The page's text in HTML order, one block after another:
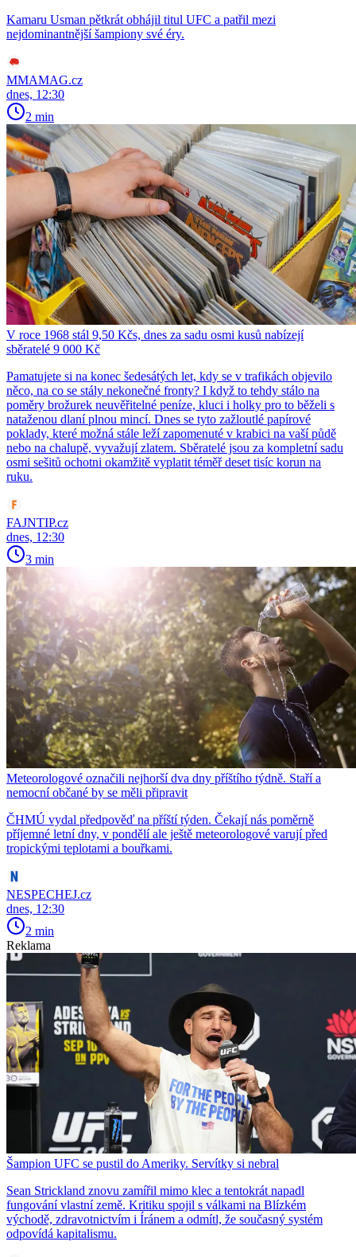
Kamaru Usman pětkrát obhájil titul UFC a patřil mezi
nejdominantnější šampiony své éry.
MMAMAG.cz
dnes, 12:30
2 min
V roce 1968 stál 9,50 Kčs, dnes za sadu osmi kusů nabízejí
sběratelé 9 000 Kč
Pamatujete si na konec šedesátých let, kdy se v trafikách objevilo
něco, na co se stály nekonečné fronty? I když to tehdy stálo na
poměry brožurek neuvěřitelné peníze, kluci i holky pro to běželi s
nataženou dlaní plnou mincí. Dnes se tyto zažloutlé papírové
poklady, které možná stále leží zapomenuté v krabici na vaší půdě
nebo na chalupě, vyvažují zlatem. Sběratelé jsou za kompletní sadu
osmi sešitů ochotni okamžitě vyplatit téměř deset tisíc korun na
ruku.
FAJNTIP.cz
dnes, 12:30
3 min
Meteorologové označili nejhorší dva dny příštího týdně. Staří a
nemocní občané by se měli připravit
ČHMÚ vydal předpověď na příští týden. Čekají nás poměrně
příjemné letní dny, v pondělí ale ještě meteorologové varují před
tropickými teplotami a bouřkami.
NESPECHEJ.cz
dnes, 12:30
2 min
Reklama
Šampion UFC se pustil do Ameriky. Servítky si nebral
Sean Strickland znovu zamířil mimo klec a tentokrát napadl
fungování vlastní země. Kritiku spojil s válkami na Blízkém
východě, zdravotnictvím i Íránem a odmítl, že současný systém
odpovídá kapitalismu.